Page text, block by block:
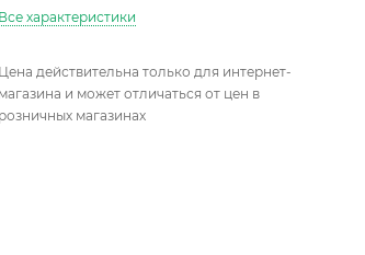
Все характеристики
Цена действительна только для интернет-
магазина и может отличаться от цен в
розничных магазинах